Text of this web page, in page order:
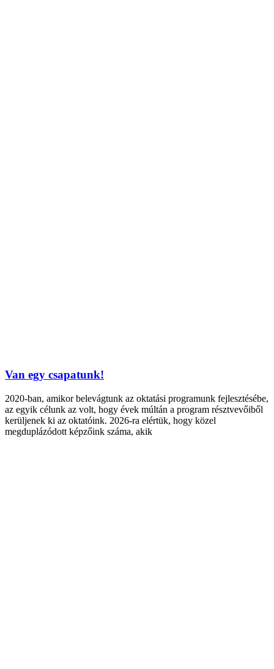
Van egy csapatunk!
2020-ban, amikor belevágtunk az oktatási programunk fejlesztésébe,
az egyik célunk az volt, hogy évek múltán a program résztvevőiből
kerüljenek ki az oktatóink. 2026-ra elértük, hogy közel
megduplázódott képzőink száma, akik